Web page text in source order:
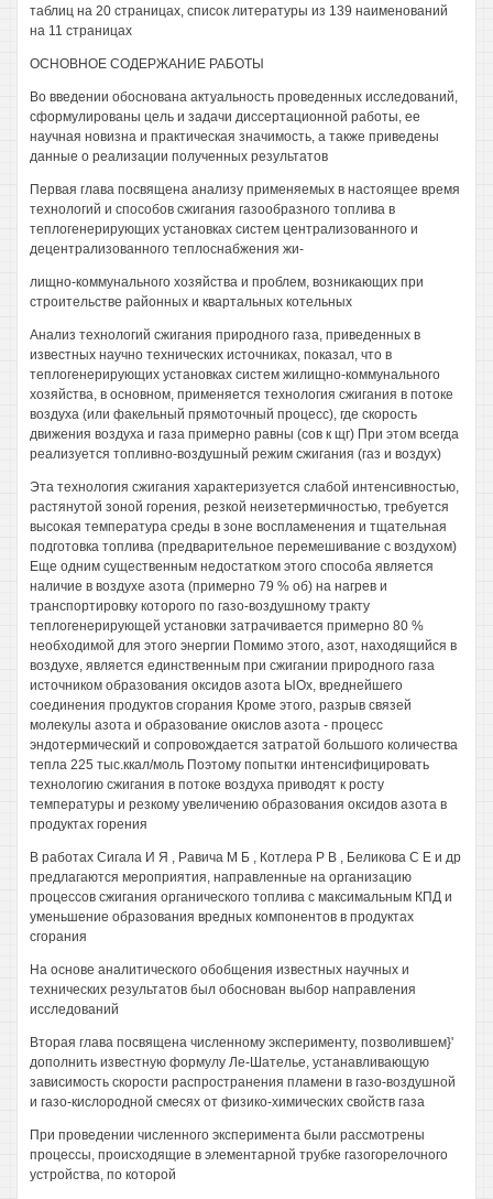
таблиц на 20 страницах, список литературы из 139 наименований
на 11 страницах
ОСНОВНОЕ СОДЕРЖАНИЕ РАБОТЫ
Во введении обоснована актуальность проведенных исследований,
сформулированы цель и задачи диссертационной работы, ее
научная новизна и практическая значимость, а также приведены
данные о реализации полученных результатов
Первая глава посвящена анализу применяемых в настоящее время
технологий и способов сжигания газообразного топлива в
теплогенерирующих установках систем централизованного и
децентрализованного теплоснабжения жи-
лищно-коммунального хозяйства и проблем, возникающих при
строительстве районных и квартальных котельных
Анализ технологий сжигания природного газа, приведенных в
известных научно технических источниках, показал, что в
теплогенерирующих установках систем жилищно-коммунального
хозяйства, в основном, применяется технология сжигания в потоке
воздуха (или факельный прямоточный процесс), где скорость
движения воздуха и газа примерно равны (сов к щг) При этом всегда
реализуется топливно-воздушный режим сжигания (газ и воздух)
Эта технология сжигания характеризуется слабой интенсивностью,
растянутой зоной горения, резкой неизетермичностью, требуется
высокая температура среды в зоне воспламенения и тщательная
подготовка топлива (предварительное перемешивание с воздухом)
Еще одним существенным недостатком этого способа является
наличие в воздухе азота (примерно 79 % об) на нагрев и
транспортировку которого по газо-воздушному тракту
теплогенерирующей установки затрачивается примерно 80 %
необходимой для этого энергии Помимо этого, азот, находящийся в
воздухе, является единственным при сжигании природного газа
источником образования оксидов азота ЫОх, вреднейшего
соединения продуктов сгорания Кроме этого, разрыв связей
молекулы азота и образование окислов азота - процесс
эндотермический и сопровождается затратой большого количества
тепла 225 тыс.ккал/моль Поэтому попытки интенсифицировать
технологию сжигания в потоке воздуха приводят к росту
температуры и резкому увеличению образования оксидов азота в
продуктах горения
В работах Сигала И Я , Равича М Б , Котлера Р В , Беликова С Е и др
предлагаются мероприятия, направленные на организацию
процессов сжигания органического топлива с максимальным КПД и
уменьшение образования вредных компонентов в продуктах
сгорания
На основе аналитического обобщения известных научных и
технических результатов был обоснован выбор направления
исследований
Вторая глава посвящена численному эксперименту, позволившем}'
дополнить известную формулу Ле-Шателье, устанавливающую
зависимость скорости распространения пламени в газо-воздушной
и газо-кислородной смесях от физико-химических свойств газа
При проведении численного эксперимента были рассмотрены
процессы, происходящие в элементарной трубке газогорелочного
устройства, по которой